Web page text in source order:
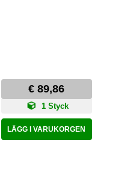
€ 89,86
1 Styck
LÄGG I VARUKORGEN